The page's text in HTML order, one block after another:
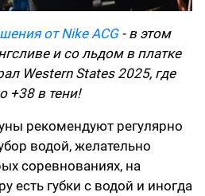
от Nike ACG- в этом
и со льдом в платке
Western States 2025, где
+38 в тени!
рекомендуют регулярно
водой, желательно
соревнованиях, на
есть губки с водой и иногда